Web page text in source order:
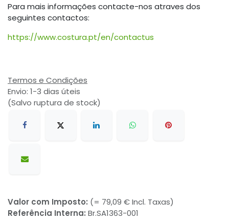
Para mais informações contacte-nos atraves dos
seguintes contactos:
https://www.costura.pt/en/contactus
Termos e Condições
Envio: 1-3 dias úteis
(Salvo ruptura de stock)
Valor com Imposto: (= 79,09 € Incl. Taxas)
Referência Interna: Br.SA1363-001